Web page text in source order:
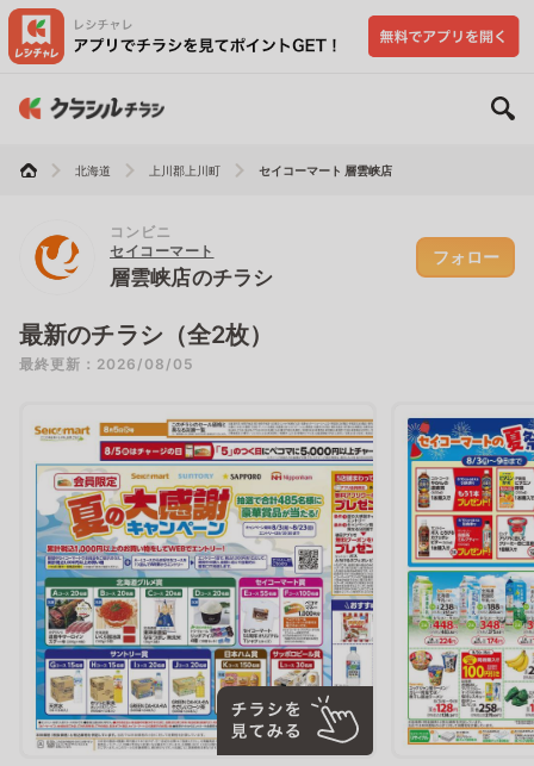
北海道 上川郡上川町 セイコーマート 層雲峡店
コンビニ
セイコーマート
層雲峡店のチラシ
フォロー
最新のチラシ（全2枚）
最終更新：2026/08/05